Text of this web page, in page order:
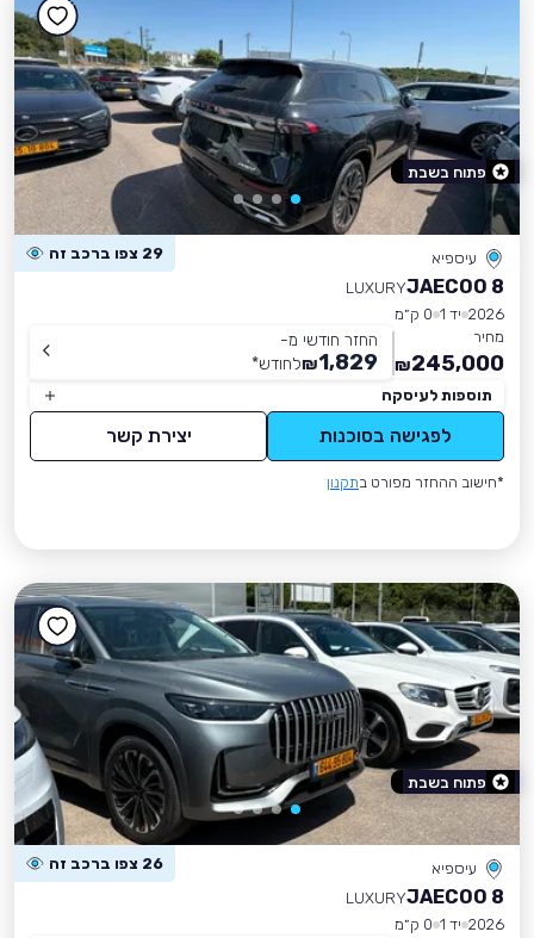
עיספיא 29 צפו ברכב זה
JAECOO 8
LUXURY
2026 יד 1
0 ק״מ
מחיר
245,000
₪
החזר חודשי מ-
1,829
₪לחודש*
תוספות לעיסקה
לפגישה בסוכנות יצירת קשר
*חישוב ההחזר מפורט בתקנון
פתוח בשבת
עיספיא 26 צפו ברכב זה
JAECOO 8
LUXURY
2026 יד 1
0 ק״מ
פתוח בשבת